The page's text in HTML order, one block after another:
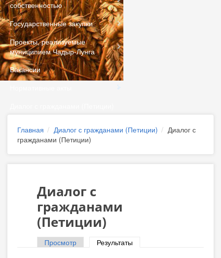
собственностью
Государственные закупки
Проекты, реализуемые
муниципием Чадыр-Лунга
Вакансии
Главная Диалог с гражданами (Петиции)
Диалог с
гражданами (Петиции)
Диалог с
гражданами
(Петиции)
Просмотр Результаты